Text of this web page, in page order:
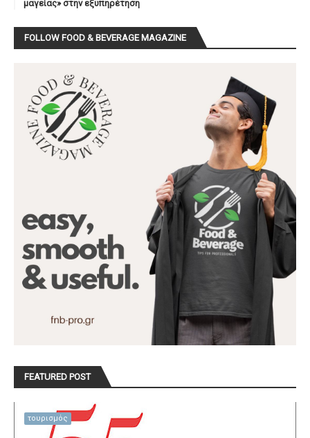
μαγείας» στην εξυπηρέτηση
FOLLOW FOOD & BEVERAGE MAGAZINE
FEATURED POST
τουρισμός